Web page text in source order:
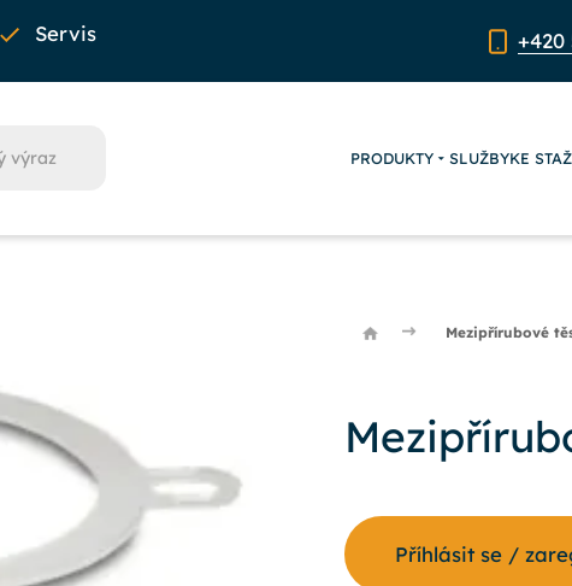
Servis +420
PRODUKTY SLUŽBYKE
Mezipřírubové
Příhlásit se /